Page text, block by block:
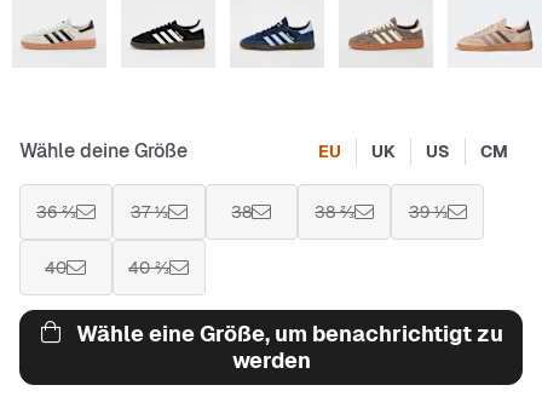
Wähle deine Größe EU UK US CM
36 ⅔ 37 ⅓ 38 38 ⅔ 39 ⅓
40 40 ⅔
Wähle eine Größe, um benachrichtigt zu
werden